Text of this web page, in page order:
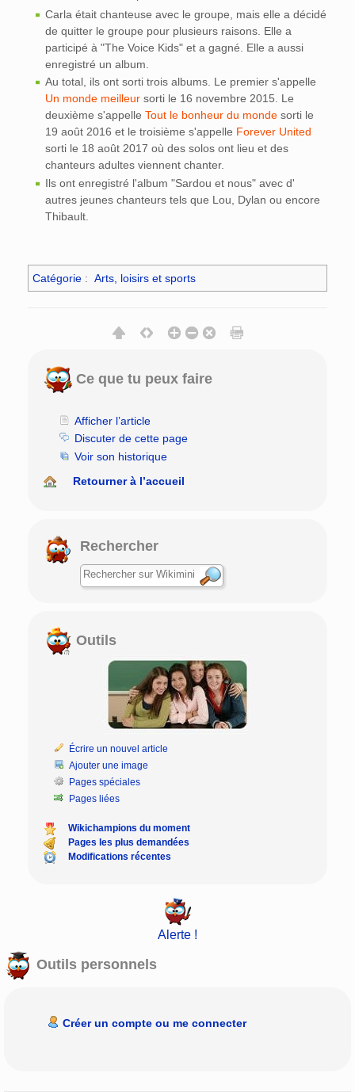
Carla était chanteuse avec le groupe, mais elle a décidé
de quitter le groupe pour plusieurs raisons. Elle a
participé à "The Voice Kids" et a gagné. Elle a aussi
enregistré un album.
Au total, ils ont sorti trois albums. Le premier s'appelle
Un monde meilleur sorti le 16 novembre 2015. Le
deuxième s'appelleTout le bonheur du monde sorti le
19 août 2016 et le troisième s'appelle Forever United
sorti le 18 août 2017 où des solos ont lieu et des
chanteurs adultes viennent chanter.
Ils ont enregistré l'album "Sardou et nous" avec d'
autres jeunes chanteurs tels que Lou, Dylan ou encore
Thibault.
Catégorie : Arts, loisirs et sports
Ce que tu peux faire
Afficher l’article
Discuter de cette page
Voir son historique
Retourner à l’accueil
Rechercher
Outils
Écrire un nouvel article
Ajouter une image
Pages spéciales
Pages liées
Wikichampions du moment
Pages les plus demandées
Modifications récentes
Alerte !
Outils personnels
Créer un compte ou me connecter